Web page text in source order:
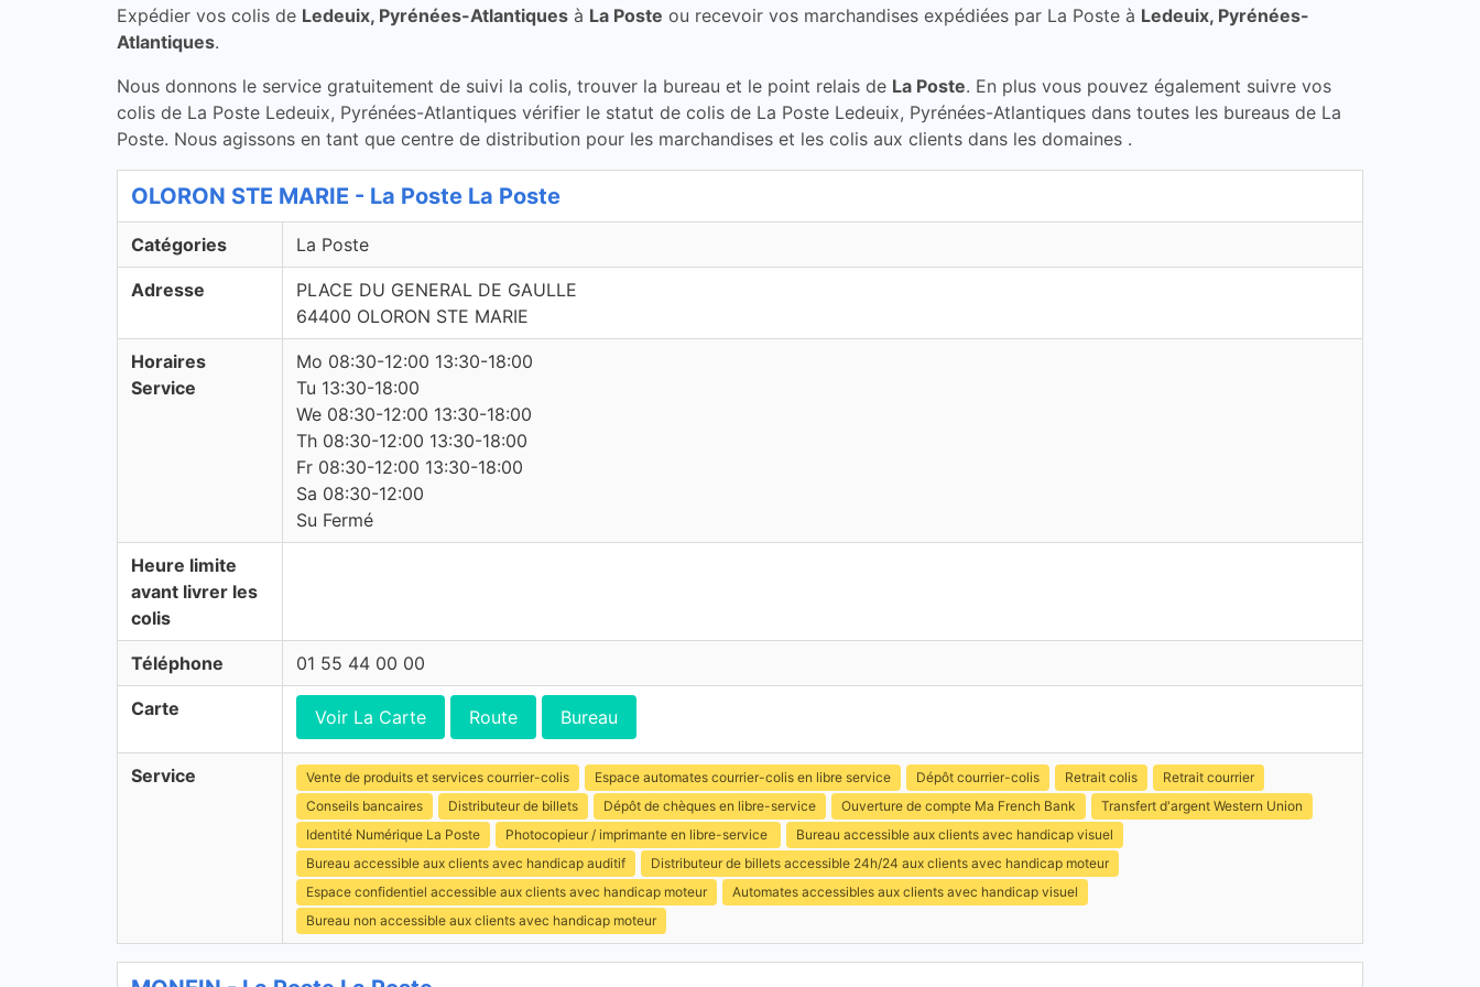
Expédier vos colis de Ledeuix, Pyrénées-Atlantiques à La Poste ou recevoir vos marchandises expédiées par La Poste à Ledeuix, Pyrénées-
Atlantiques.
Nous donnons le service gratuitement de suivi la colis, trouver la bureau et le point relais de La Poste. En plus vous pouvez également suivre vos
colis de La Poste Ledeuix, Pyrénées-Atlantiques vérifier le statut de colis de La Poste Ledeuix, Pyrénées-Atlantiques dans toutes les bureaus de La
Poste. Nous agissons en tant que centre de distribution pour les marchandises et les colis aux clients dans les domaines .
OLORON STE MARIE - La Poste La Poste
Catégories La Poste
Adresse
PLACE DU GENERAL DE GAULLE
64400 OLORON STE MARIE
Horaires
Service
Mo 08:30-12:00 13:30-18:00
Tu 13:30-18:00
We 08:30-12:00 13:30-18:00
Th 08:30-12:00 13:30-18:00
Fr 08:30-12:00 13:30-18:00
Sa 08:30-12:00
Su Fermé
Heure limite
avant livrer les
colis
Téléphone 01 55 44 00 00
Carte Voir La Carte Route Bureau
Service Vente de produits et services courrier-colis Espace automates courrier-colis en libre service Dépôt courrier-colis Retrait colis
Retrait courrier
Conseils bancaires
Distributeur de billets Dépôt de chèques en libre-service Ouverture de compte Ma French Bank
Transfert d'argent Western Union
Identité Numérique La Poste
Photocopieur / imprimante en libre-service
Bureau accessible aux clients avec handicap visuel
Bureau accessible aux clients avec handicap auditif
Distributeur de billets accessible 24h/24 aux clients avec handicap moteur
Espace confidentiel accessible aux clients avec handicap moteur
Automates accessibles aux clients avec handicap visuel
Bureau non accessible aux clients avec handicap moteur